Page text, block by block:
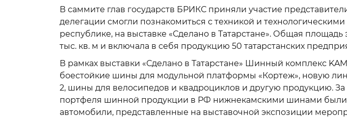
В саммите глав государств БРИКС приняли участие
делегации смогли познакомиться с техникой и
республике, на выставке «Сделано в Татарстане». Общая площадь
тыс. кв. м и включала в себя продукцию 50 татарстанских
В рамках выставки «Сделано в Татарстане» Шинный комплекс
боестойкие шины для модульной платформы «Кортеж», новую
2, шины для велосипедов и квадроциклов и другую продукцию.
портфеля шинной продукции в РФ нижнекамскими шинами
автомобили, представленные на выставочной экспозиции